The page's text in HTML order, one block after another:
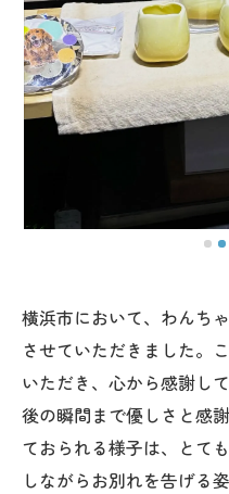
横浜市において、わんち
させていただきました。
いただき、心から感謝し
後の瞬間まで優しさと感
ておられる様子は、とて
しながらお別れを告げる